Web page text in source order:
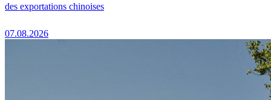
des exportations chinoises
07.08.2026